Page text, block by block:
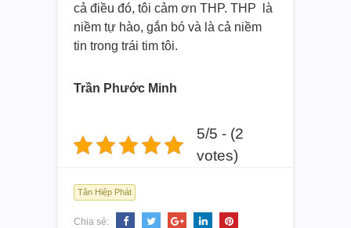
cả điều đó, tôi cảm ơn THP. THP là
niềm tự hào, gắn bó và là cả niềm
tin trong trái tim tôi.
Trần Phước Minh
5/5 - (2
votes)
Tân Hiệp Phát
Chia sẻ: